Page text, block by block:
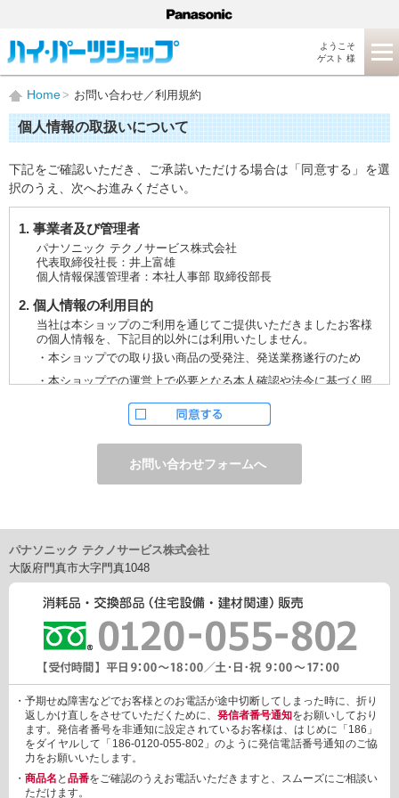
ようこそ
ゲスト 様
Home お問い合わせ／利用規約
個人情報の取扱いについて
下記をご確認いただき、ご承諾いただける場合は「同意する」を選
択のうえ、次へお進みください。
1. 事業者及び管理者
パナソニック テクノサービス株式会社
代表取締役社長：井上富雄
個人情報保護管理者：本社人事部 取締役部長
2. 個人情報の利用目的
当社は本ショップのご利用を通じてご提供いただきましたお客様
の個人情報を、下記目的以外には利用いたしません。
・本ショップでの取り扱い商品の受発注、発送業務遂行のため
・本ショップでの運営上で必要となる本人確認や法令に基づく照
ただし、お申し込みフォーム上でご希望の方のみに、下記サービ
・電子メール、ダイレクトメールなどによる情報のご提供
（1）ご提供情報の分野
・住宅関連設備・建材、家電製品、住まいづくり(新築・リフォー
車載関連商品など
（2）ご提供情報の概要
・商品、サービスに関するご提案
・商品サポート、メンテナンスに関するご提案
・キャンペーン、フェアー、イベントに関する情報ご提供
・アンケート、商品モニターに関する情報ご提供など
3. 個人情報の提供
あらかじめご本人様からご了解いただいている場合や法令で認め
られている場合を除き、個人情報を第三者に提供または開示いた
しません。
しかしながら、お客様がクレジットカード決済をご利用される場
合に限り、カード発行会社が行なう不正利用検知・防止「3Dセキ
ュア2.0」のために、お客様が利用するカード発行会社及び、決済
代行会社：GMOペイメントゲートウェイ（第三者）に、下記の情
報を開示し、本人認証を行います。
・金額など、決済に関する情報
パナソニック テクノサービス株式会社
大阪府門真市大字門真1048
・予期せぬ障害などでお客様とのお電話が途中切断してしまった時に、折り
返しかけ直しをさせていただくために、 発信者番号通知をお願いしており
ます。発信者番号を非通知に設定されているお客様は、はじめに「186」
をダイヤルして「186-0120-055-802」のように発信電話番号通知のご協
力をお願いいたします。
・ 商品名 と 品番をご確認のうえお電話いただきますと、スムーズにご相談い
ただけます。